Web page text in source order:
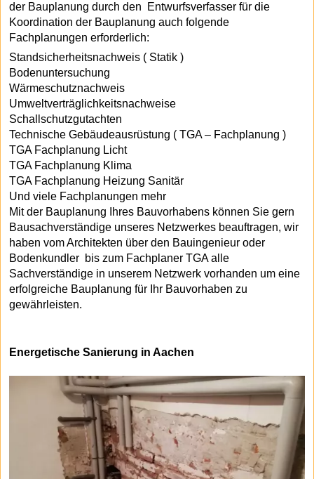
der Bauplanung durch den Entwurfsverfasser für die
Koordination der Bauplanung auch folgende
Fachplanungen erforderlich:
Standsicherheitsnachweis ( Statik )
Bodenuntersuchung
Wärmeschutznachweis
Umweltverträglichkeitsnachweise
Schallschutzgutachten
Technische Gebäudeausrüstung ( TGA – Fachplanung )
TGA Fachplanung Licht
TGA Fachplanung Klima
TGA Fachplanung Heizung Sanitär
Und viele Fachplanungen mehr
Mit der Bauplanung Ihres Bauvorhabens können Sie gern
Bausachverständige unseres Netzwerkes beauftragen, wir
haben vom Architekten über den Bauingenieur oder
Bodenkundler bis zum Fachplaner TGA alle
Sachverständige in unserem Netzwerk vorhanden um eine
erfolgreiche Bauplanung für Ihr Bauvorhaben zu
gewährleisten.
Energetische Sanierung in Aachen